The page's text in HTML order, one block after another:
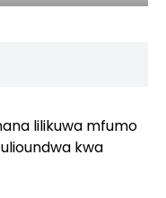
lilikuwa mfumo
kwa